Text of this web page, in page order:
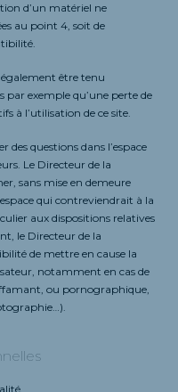
d’un matériel ne
au point 4, soit de
être tenu
par exemple qu’une perte de
à l’utilisation de ce site.
des questions dans l’espace
Le Directeur de la
sans mise en demeure
qui contreviendrait à la
aux dispositions relatives
le Directeur de la
de mettre en cause la
notamment en cas de
ou pornographique,
.